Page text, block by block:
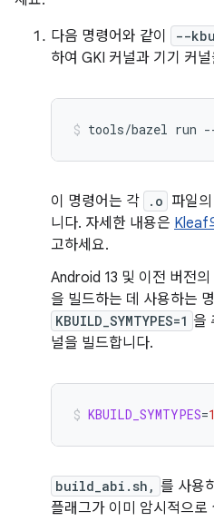
다음 명령어와 같이
--
하여 GKI 커널과 기기 커
tools/bazel run
이 명령어는 각 .o 파일의
니다. 자세한 내용은 Kleaf
고하세요.
Android 13 및 이전 버전
을 빌드하는 데 사용하는
KBUILD_SYMTYPES=1 을
널을 빌드합니다.
KBUILD_SYMTYPES=1
build_abi.sh, 를 사용
플래그가 이미 암시적으로